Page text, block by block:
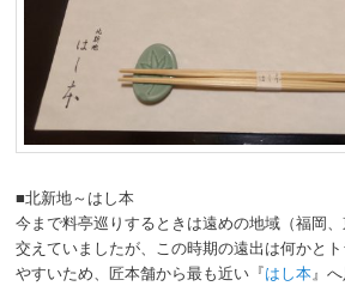
■北新地～はし本
今まで料亭巡りするときは遠めの地域（福岡
交えていましたが、この時期の遠出は何かと
やすいため、匠本舗から最も近い『はし本』